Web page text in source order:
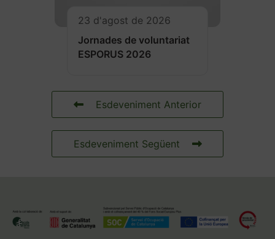
23 d'agost de 2026
Jornades de voluntariat
ESPORUS 2026
Esdeveniment Anterior
Esdeveniment Següent